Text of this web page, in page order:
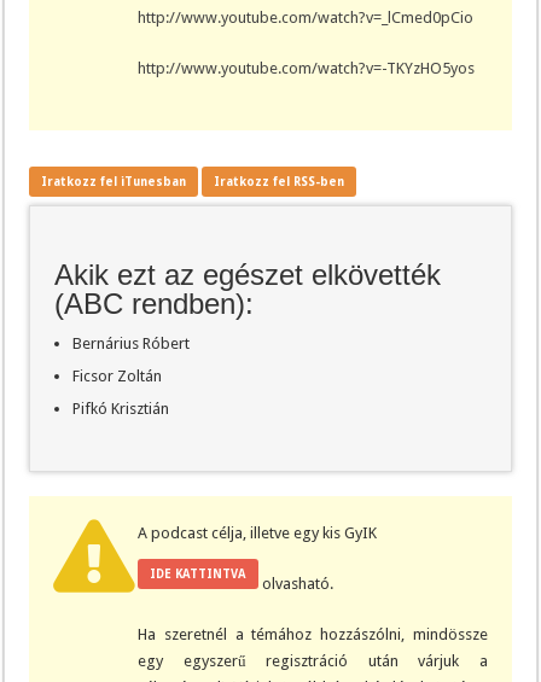
http://www.youtube.com/watch?v=_lCmed0pCio
http://www.youtube.com/watch?v=-TKYzHO5yos
Iratkozz fel iTunesban Iratkozz fel RSS-ben
Akik ezt az egészet elkövették
(ABC rendben):
Bernárius Róbert
Ficsor Zoltán
Pifkó Krisztián
A podcast célja, illetve egy kis GyIK
IDE KATTINTVA
olvasható.
Ha szeretnél a témához hozzászólni, mindössze
egy egyszerű regisztráció után várjuk a